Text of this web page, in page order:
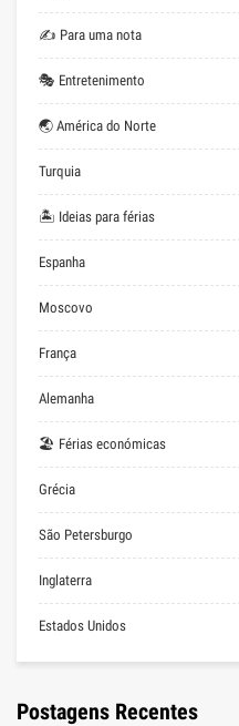
✍ Para uma nota
🎭 Entretenimento
🌏 América do Norte
Turquia
🏝 Ideias para férias
Espanha
Moscovo
França
Alemanha
🏖 Férias económicas
Grécia
São Petersburgo
Inglaterra
Estados Unidos
Postagens Recentes